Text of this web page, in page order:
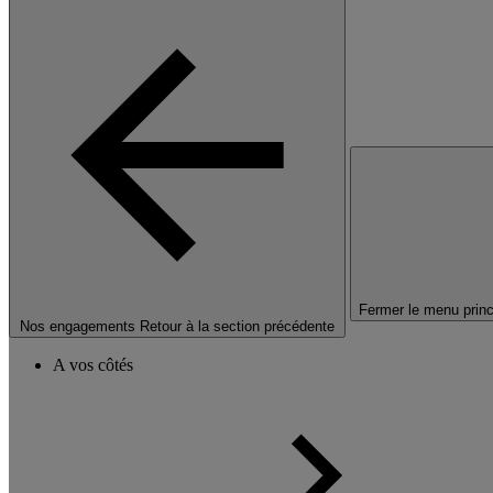
Nos engagements Retour à la section précédente
Fermer le menu
A vos côtés